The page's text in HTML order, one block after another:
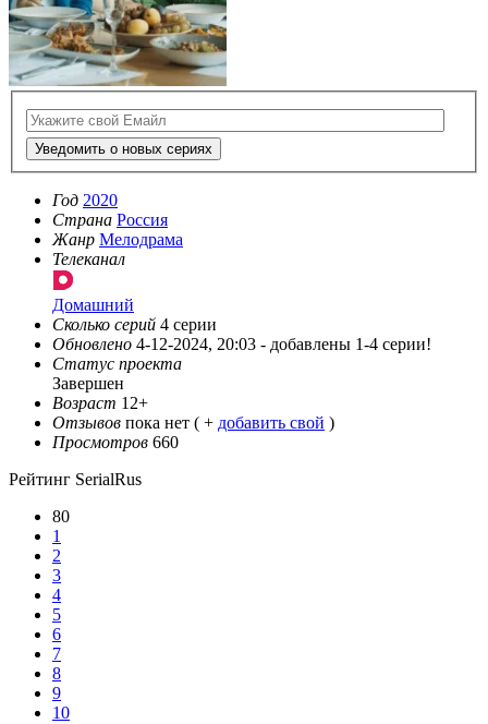
Уведомить о новых сериях
Год 2020
Страна Россия
Жанр Мелодрама
Телеканал
Домашний
Сколько серий 4 серии
Обновлено 4-12-2024, 20:03 - добавлены 1-4 серии!
Статус проекта
Завершен
Возраст 12+
Отзывов пока нет ( + добавить свой )
Просмотров 660
Рейтинг SerialRus
80
1
2
3
4
5
6
7
8
9
10